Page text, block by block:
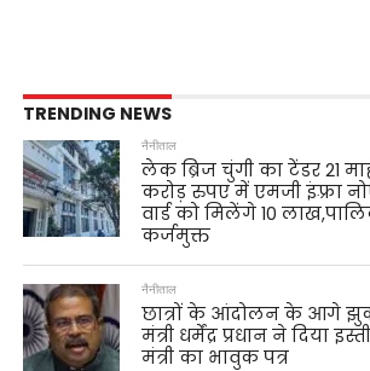
TRENDING NEWS
नैनीताल
लेक ब्रिज चुंगी का टेंडर 21
करोड़ रुपए में एमजी इंफ़्रा
वार्ड को मिलेंगे 10
कर्जमुक्त
नैनीताल
छात्रों के आंदोलन के आगे
मंत्री धर्मेंद्र प्रधान ने दिया
मंत्री का भावुक पत्र